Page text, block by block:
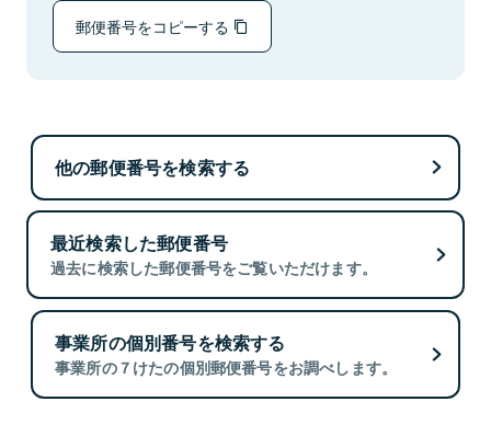
郵便番号をコピーする
他の郵便番号を検索する
最近検索した郵便番号
過去に検索した郵便番号をご覧いただけます。
事業所の個別番号を検索する
事業所の７けたの個別郵便番号をお調べします。